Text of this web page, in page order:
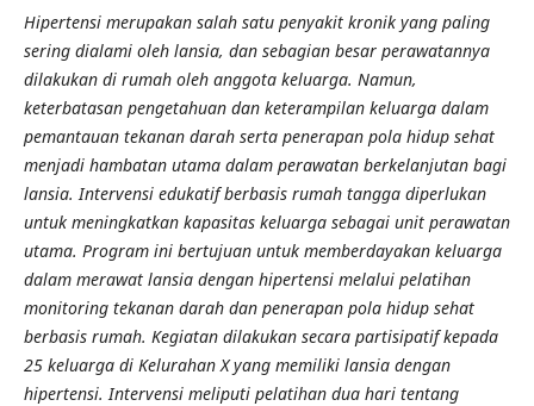
Hipertensi merupakan salah satu penyakit kronik yang paling
sering dialami oleh lansia, dan sebagian besar perawatannya
dilakukan di rumah oleh anggota keluarga. Namun,
keterbatasan pengetahuan dan keterampilan keluarga dalam
pemantauan tekanan darah serta penerapan pola hidup sehat
menjadi hambatan utama dalam perawatan berkelanjutan bagi
lansia. Intervensi edukatif berbasis rumah tangga diperlukan
untuk meningkatkan kapasitas keluarga sebagai unit perawatan
utama. Program ini bertujuan untuk memberdayakan keluarga
dalam merawat lansia dengan hipertensi melalui pelatihan
monitoring tekanan darah dan penerapan pola hidup sehat
berbasis rumah. Kegiatan dilakukan secara partisipatif kepada
25 keluarga di Kelurahan X yang memiliki lansia dengan
hipertensi. Intervensi meliputi pelatihan dua hari tentang